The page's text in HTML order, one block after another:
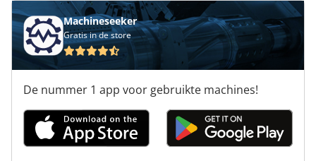
Machineseeker
Gratis in de store
De nummer 1 app voor gebruikte machines!